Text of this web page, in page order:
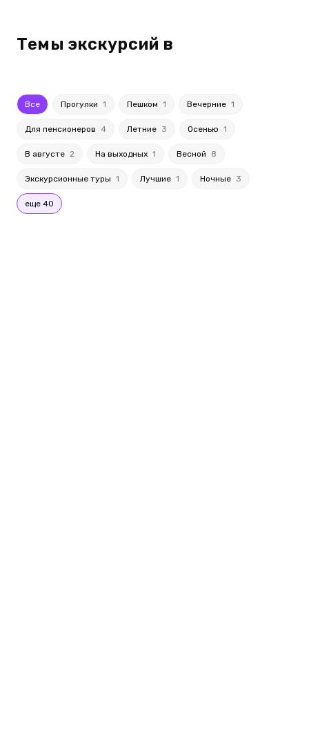
Темы экскурсий в
Все Прогулки 1 Пешком 1 Вечерние 1
Для пенсионеров 4 Летние 3 Осенью 1
В августе 2 На выходных 1 Весной 8
Экскурсионные туры 1 Лучшие 1 Ночные 3
еще 40